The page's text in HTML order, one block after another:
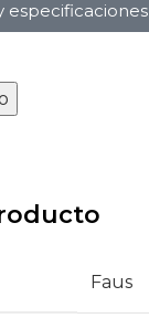
especificaciones
Faus